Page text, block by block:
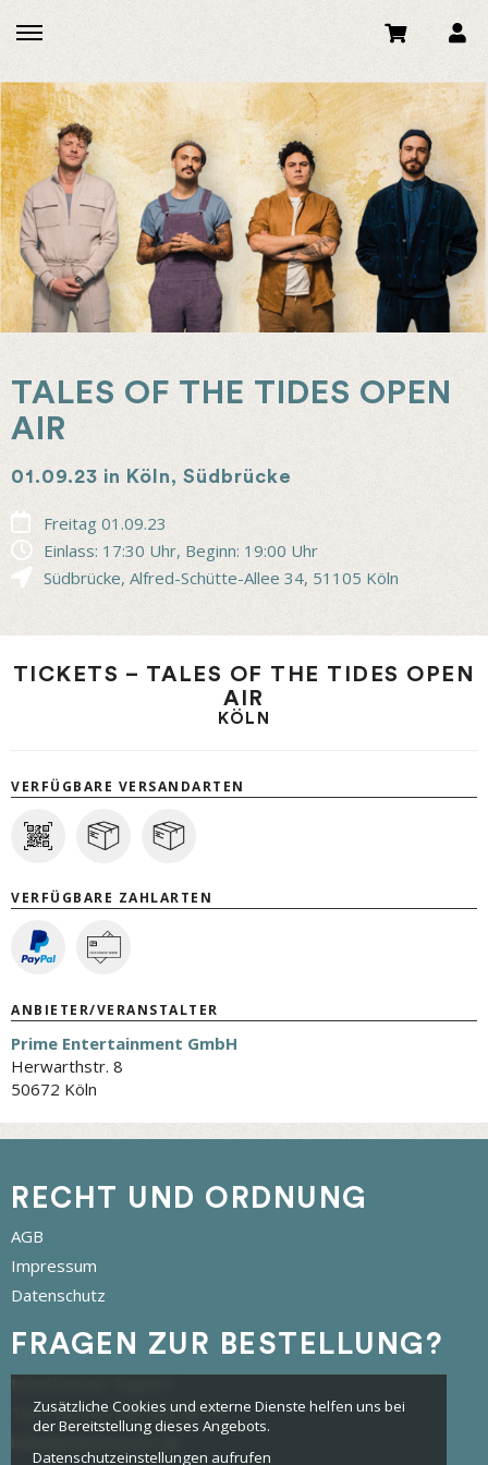
TALES OF THE TIDES OPEN
AIR
01.09.23 in Köln, Südbrücke
Freitag 01.09.23
Einlass: 17:30 Uhr, Beginn: 19:00 Uhr
Südbrücke, Alfred-Schütte-Allee 34, 51105 Köln
TICKETS – TALES OF THE TIDES OPEN
AIR
KÖLN
VERFÜGBARE VERSANDARTEN
VERFÜGBARE ZAHLARTEN
ANBIETER/VERANSTALTER
Prime Entertainment GmbH
Herwarthstr. 8
50672 Köln
RECHT UND ORDNUNG
AGB
Impressum
Datenschutz
FRAGEN ZUR BESTELLUNG?
Tel.: +49 561 350 296 28 - 0
hallo@tickettoaster.de
Zusätzliche Cookies und externe Dienste helfen uns bei
der Bereitstellung dieses Angebots.
Datenschutzeinstellungen aufrufen